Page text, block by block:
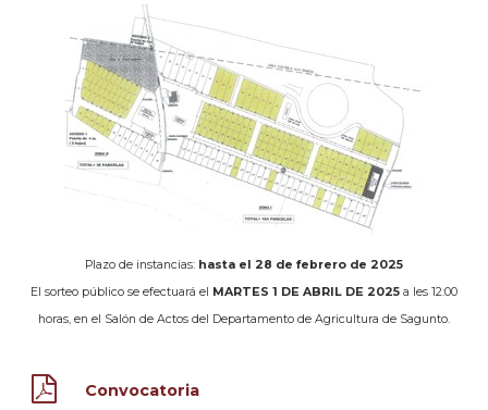
Plazo de instancias: hasta el 28 de febrero de 2025
El sorteo público se efectuará el
MARTES 1 DE ABRIL DE 2025 a les 12:00
horas, en el Salón de Actos del Departamento de Agricultura de Sagunto.
Convocatoria